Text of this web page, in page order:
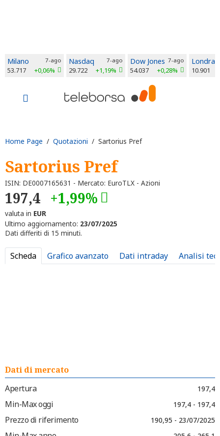
Milano 7-ago
53.717 +0,06%
Nasdaq 7-ago
29.722 +1,19%
Dow Jones 7-ago
54.037 +0,28%
Londra
10.901
Home Page / Quotazioni / Sartorius Pref
Sartorius Pref
ISIN: DE0007165631 - Mercato: EuroTLX - Azioni
197,4 +1,99%
valuta in EUR
Ultimo aggiornamento: 23/07/2025
Dati differiti di 15 minuti.
Scheda Grafico avanzato Dati intraday Analisi
Dati di mercato
Apertura
197,4
Min-Max oggi 197,4 - 197,4
Prezzo di riferimento 190,95 - 23/07/2025